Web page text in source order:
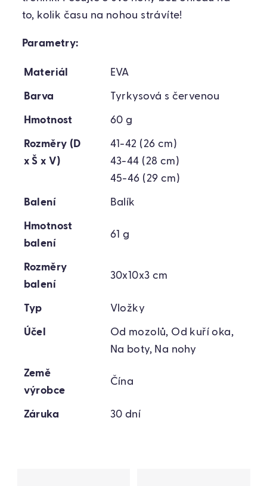
to, kolik času na nohou strávíte!
Parametry:
Materiál EVA
Barva Tyrkysová s červenou
Hmotnost 60 g
Rozměry (D
x Š x V)
41-42 (26 cm)
43-44 (28 cm)
45-46 (29 cm)
Balení Balík
Hmotnost
balení
61 g
Rozměry
balení
30x10x3 cm
Typ Vložky
Účel
Od mozolů, Od kuří oka,
Na boty, Na nohy
Země
výrobce
Čína
Záruka 30 dní